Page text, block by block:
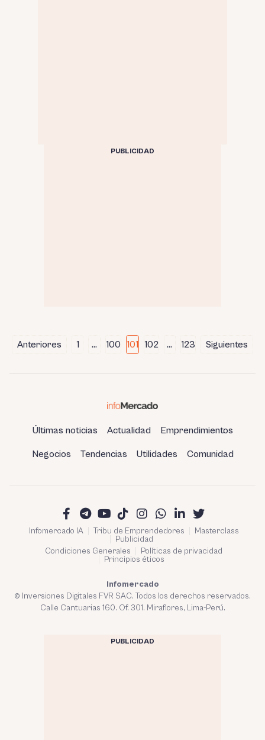
PUBLICIDAD
Paginación
Anteriores 1 … 100 101 102 … 123 Siguientes
Últimas noticias Actualidad Emprendimientos
Negocios Tendencias Utilidades Comunidad
Infomercado IA Tribu de Emprendedores
Masterclass
Publicidad
Condiciones Generales
Políticas de privacidad
Principios éticos
Infomercado
© Inversiones Digitales FVR SAC. Todos los derechos reservados.
Calle Cantuarias 160. Of. 301. Miraflores, Lima-Perú.
PUBLICIDAD